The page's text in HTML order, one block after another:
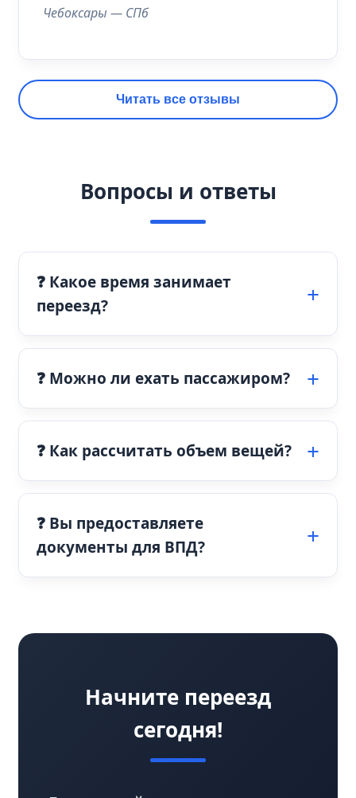
Чебоксары — СПб
Читать все отзывы
Вопросы и ответы
❓ Какое время занимает
переезд?
❓ Можно ли ехать пассажиром?
❓ Как рассчитать объем вещей?
❓ Вы предоставляете
документы для ВПД?
Начните переезд
сегодня!